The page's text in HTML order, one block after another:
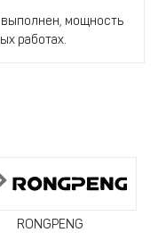
мощность
работах.
RONGPENG